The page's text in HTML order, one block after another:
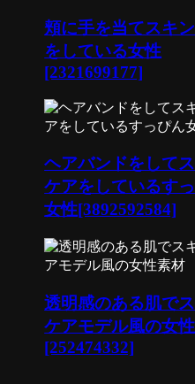
頬に手を当てスキ
をしている女性
[2321699177]
ヘアバンドをして
ケアをしているす
女性[3892592584]
透明感のある肌で
ケアモデル風の女
[252474332]